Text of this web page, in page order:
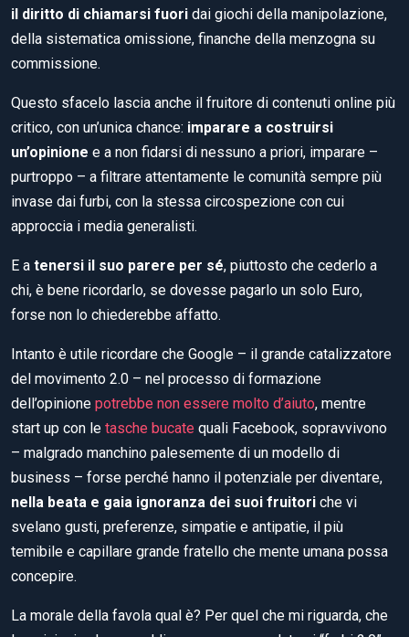
il diritto di chiamarsi fuori dai giochi della manipolazione,
della sistematica omissione, finanche della menzogna su
commissione.
Questo sfacelo lascia anche il fruitore di contenuti online più
critico, con un’unica chance: imparare a costruirsi
un’opinione e a non fidarsi di nessuno a priori, imparare –
purtroppo – a filtrare attentamente le comunità sempre più
invase dai furbi, con la stessa circospezione con cui
approccia i media generalisti.
E a tenersi il suo parere per sé, piuttosto che cederlo a
chi, è bene ricordarlo, se dovesse pagarlo un solo Euro,
forse non lo chiederebbe affatto.
Intanto è utile ricordare che Google – il grande catalizzatore
del movimento 2.0 – nel processo di formazione
dell’opinione potrebbe non essere molto d’aiuto, mentre
start up con le tasche bucate quali Facebook, sopravvivono
– malgrado manchino palesemente di un modello di
business – forse perché hanno il potenziale per diventare,
nella beata e gaia ignoranza dei suoi fruitori che vi
svelano gusti, preferenze, simpatie e antipatie, il più
temibile e capillare grande fratello che mente umana possa
concepire.
La morale della favola qual è? Per quel che mi riguarda, che